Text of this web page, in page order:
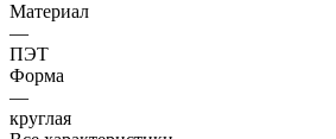
Материал
—
ПЭТ
Форма
—
круглая